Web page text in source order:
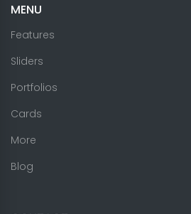
MENU
Features
Sliders
Portfolios
Cards
More
Blog